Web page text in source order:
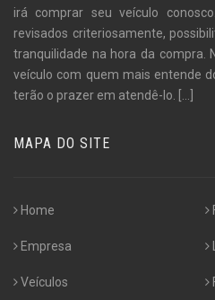
irá comprar seu veículo
revisados criteriosamente,
tranquilidade na hora da compra.
veículo com quem mais entende
terão o prazer em atendê-lo. [...]
MAPA DO SITE
Home
Empresa
Veículos